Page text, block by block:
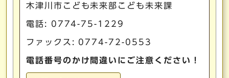
木津川市こども未来部こども未来課
電話: 0774-75-1229
ファックス: 0774-72-0553
電話番号のかけ間違いにご注意ください！